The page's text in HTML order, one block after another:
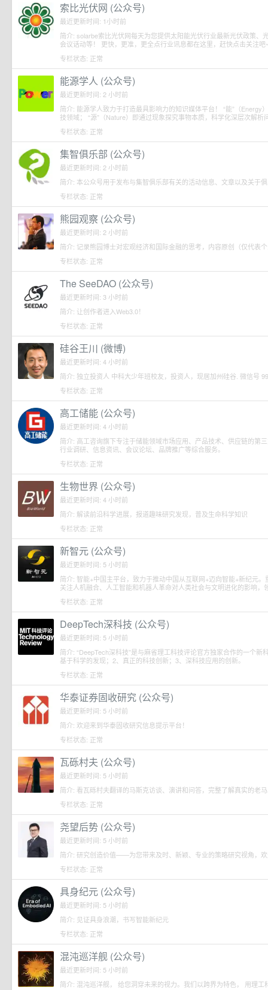
索比光伏网 (公众号)
最近更新时间: 1小时前
简介: solarbe索比光伏网每天为您提供太阳能光伏行业最新光伏政策、
会议话动等！ 更快，更准，更全点行业讯息都在这里，赶快点击关注
专栏状态: 正常
能源学人 (公众号)
最近更新时间: 2 小时前
简介: 能源学人致力于打造最具影响力的知识媒体平台！ “能”（Energy
技领域； “源”（Nature）即通过现象探究事物本质，科学化深层次解析
专栏状态: 正常
集智俱乐部 (公众号)
最近更新时间: 2 小时前
简介: 本公众号用于发布与集智俱乐部有关的活动信息、文章以及关于
专栏状态: 正常
熊园观察 (公众号)
最近更新时间: 2 小时前
简介: 记录熊园博士对宏观经济和国际金融的思考，内容原创（仅代表
专栏状态: 正常
The SeeDAO (公众号)
最近更新时间: 3 小时前
简介: 让创作者进入Web3.0！
专栏状态: 正常
硅谷王川 (微博)
最近更新时间: 4 小时前
简介: 独立投资人 中科大少年班校友，投资人，现居加州硅谷. 微信号
专栏状态: 正常
高工储能 (公众号)
最近更新时间: 4 小时前
简介: 高工咨询旗下专注于储能领域市场应用、产品技术、供应链的第
行业调研、信息资讯、会议论坛、品牌推广等综合服务。
专栏状态: 正常
生物世界 (公众号)
最近更新时间: 4 小时前
简介: 解读前沿科学进展，报道趣味研究发现，普及生命科学知识
专栏状态: 正常
新智元 (公众号)
最近更新时间: 5 小时前
简介: 智能+中国主平台，致力于推动中国从互联网+迈向智能+新纪元
关注人机融合、人工智能和机器人革命对人类社会与文明进化的影响，
专栏状态: 正常
DeepTech深科技 (公众号)
最近更新时间: 5 小时前
简介: “DeepTech深科技”是与麻省理工科技评论官方独家合作的一个
基于科学的发现；2、真正的科技创新；3、深科技应用的创新。
专栏状态: 正常
华泰证券固收研究 (公众号)
最近更新时间: 5 小时前
简介: 欢迎来到华泰固收研究信息提示平台！
专栏状态: 正常
瓦砾村夫 (公众号)
最近更新时间: 5 小时前
简介: 看瓦砾村夫翻译的马斯克访谈、演讲和问答，完整了解真实的老
专栏状态: 正常
尧望后势 (公众号)
最近更新时间: 5 小时前
简介: 研究创造价值——为您带来及时、新颖、专业的策略研究视角，
专栏状态: 正常
具身纪元 (公众号)
最近更新时间: 5 小时前
简介: 见证具身浪潮，书写智能新纪元
专栏状态: 正常
混沌巡洋舰 (公众号)
最近更新时间: 5 小时前
简介: 混沌巡洋舰， 给您洞穿未来的视力。我们以跨界为特色， 用理